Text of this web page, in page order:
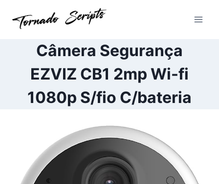
para
ConteúdoCâmera Segurança
EZVIZ CB1 2mp Wi-fi
1080p S/fio C/bateria